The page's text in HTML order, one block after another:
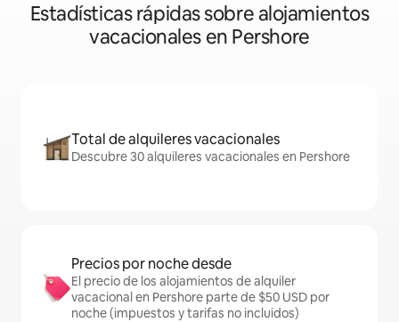
Estadísticas rápidas sobre alojamientos
vacacionales en Pershore
Total de alquileres vacacionales
Descubre 30 alquileres vacacionales en Pershore
Precios por noche desde
El precio de los alojamientos de alquiler
vacacional en Pershore parte de $50 USD por
noche (impuestos y tarifas no incluidos)